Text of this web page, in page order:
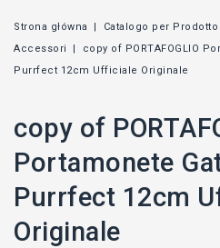
Strona główna Catalogo per Prodotto
Accessori
copy of PORTAFOGLIO
Purrfect 12cm Ufficiale Originale
copy of
Portamonete
Purrfect 12cm
Originale